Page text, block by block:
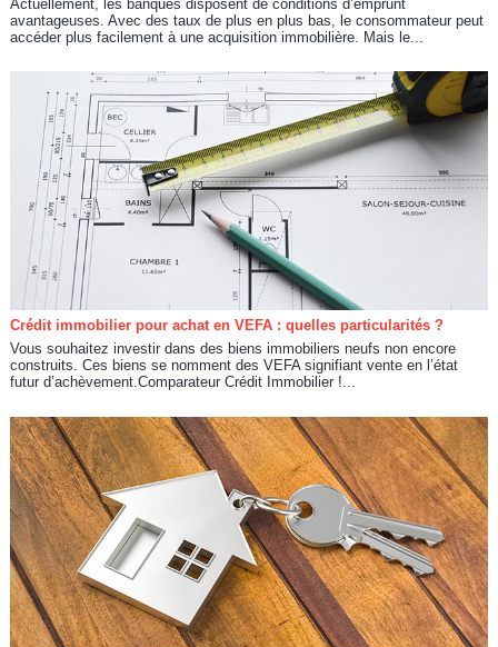
Actuellement, les banques disposent de conditions d’emprunt
avantageuses. Avec des taux de plus en plus bas, le consommateur peut
accéder plus facilement à une acquisition immobilière. Mais le...
Crédit immobilier pour achat en VEFA : quelles particularités ?
Vous souhaitez investir dans des biens immobiliers neufs non encore
construits. Ces biens se nomment des VEFA signifiant vente en l’état
futur d’achèvement.Comparateur Crédit Immobilier !...